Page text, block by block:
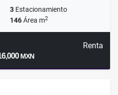
3 Estacionamiento
146Área m2
Renta
MXN